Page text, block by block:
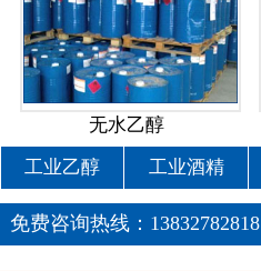
无水乙醇
工业乙醇 工业酒精
免费咨询热线： 13832782818